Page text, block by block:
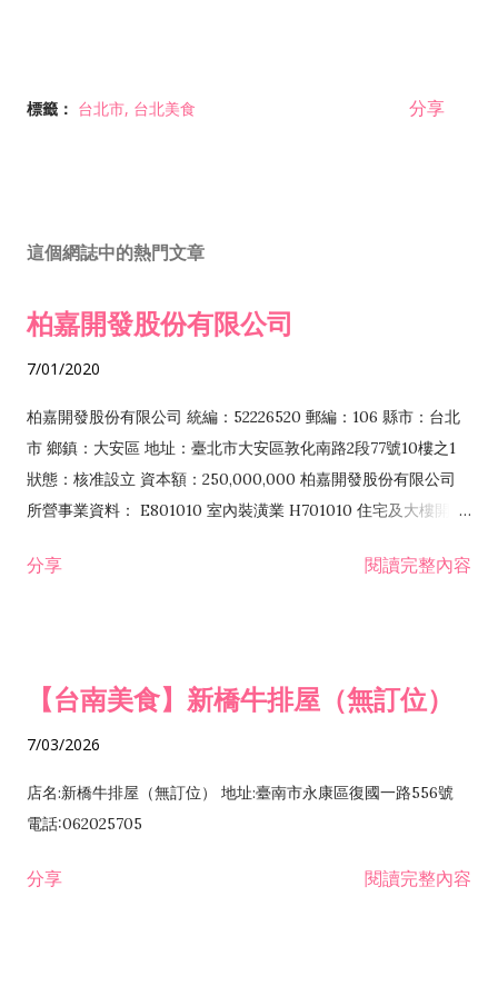
標籤： 台北市 台北美食 分享
這個網誌中的熱門文章
柏嘉開發股份有限公司
7/01/2020
柏嘉開發股份有限公司 統編：52226520 郵編：106 縣市：台北
市 鄉鎮：大安區 地址：臺北市大安區敦化南路2段77號10樓之1
狀態：核准設立 資本額：250,000,000 柏嘉開發股份有限公司
所營事業資料： E801010 室內裝潢業 H701010 住宅及大樓開發
發業 H703090 不動產買賣業 H703100 不動產租賃業 I503010
分享 閱讀完整內容
【台南美食】新橋牛排屋（無訂位）
7/03/2026
店名:新橋牛排屋（無訂位） 地址:臺南市永康區復國一路556號
電話:062025705
分享 閱讀完整內容